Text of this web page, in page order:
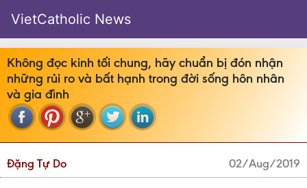
VietCatholic News
Không đọc kinh tối chung, hãy chuẩn bị đón nhận
những rủi ro và bất hạnh trong đời sống hôn nhân
và gia đình
Đặng Tự Do 02/Aug/2019